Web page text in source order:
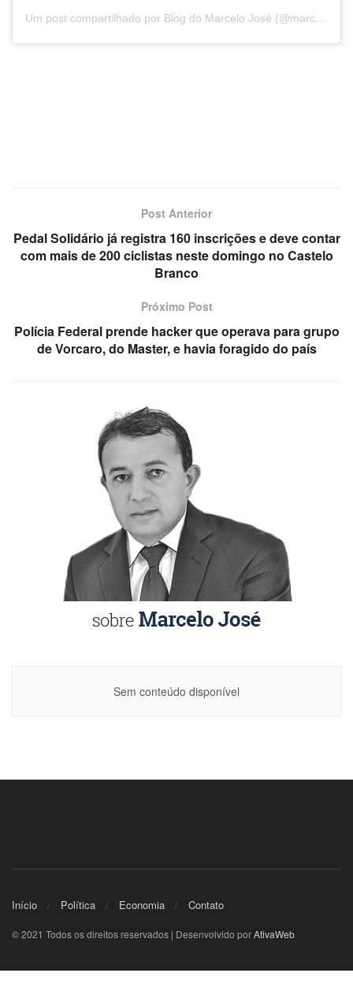
Um post compartilhado por Blog do Marcelo José (@marcelojosepb)
Post Anterior
Pedal Solidário já registra 160 inscrições e deve contar
com mais de 200 ciclistas neste domingo no Castelo
Branco
Próximo Post
Polícia Federal prende hacker que operava para grupo
de Vorcaro, do Master, e havia foragido do país
Sem conteúdo disponível
Início Política Economia Contato
© 2021 Todos os direitos reservados | Desenvolvido porAtivaWeb